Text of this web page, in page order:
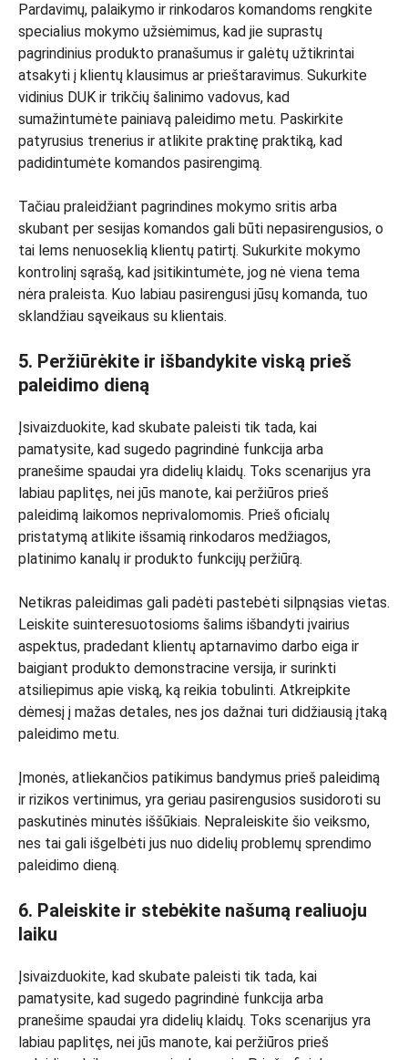
Pardavimų, palaikymo ir rinkodaros komandoms rengkite
specialius mokymo užsiėmimus, kad jie suprastų
pagrindinius produkto pranašumus ir galėtų užtikrintai
atsakyti į klientų klausimus ar prieštaravimus. Sukurkite
vidinius DUK ir trikčių šalinimo vadovus, kad
sumažintumėte painiavą paleidimo metu. Paskirkite
patyrusius trenerius ir atlikite praktinę praktiką, kad
padidintumėte komandos pasirengimą.
Tačiau praleidžiant pagrindines mokymo sritis arba
skubant per sesijas komandos gali būti nepasirengusios, o
tai lems nenuoseklią klientų patirtį. Sukurkite mokymo
kontrolinį sąrašą, kad įsitikintumėte, jog nė viena tema
nėra praleista. Kuo labiau pasirengusi jūsų komanda, tuo
sklandžiau sąveikaus su klientais.
5. Peržiūrėkite ir išbandykite viską prieš
paleidimo dieną
Įsivaizduokite, kad skubate paleisti tik tada, kai
pamatysite, kad sugedo pagrindinė funkcija arba
pranešime spaudai yra didelių klaidų. Toks scenarijus yra
labiau paplitęs, nei jūs manote, kai peržiūros prieš
paleidimą laikomos neprivalomomis. Prieš oficialų
pristatymą atlikite išsamią rinkodaros medžiagos,
platinimo kanalų ir produkto funkcijų peržiūrą.
Netikras paleidimas gali padėti pastebėti silpnąsias vietas.
Leiskite suinteresuotosioms šalims išbandyti įvairius
aspektus, pradedant klientų aptarnavimo darbo eiga ir
baigiant produkto demonstracine versija, ir surinkti
atsiliepimus apie viską, ką reikia tobulinti. Atkreipkite
dėmesį į mažas detales, nes jos dažnai turi didžiausią įtaką
paleidimo metu.
Įmonės, atliekančios patikimus bandymus prieš paleidimą
ir rizikos vertinimus, yra geriau pasirengusios susidoroti su
paskutinės minutės iššūkiais. Nepraleiskite šio veiksmo,
nes tai gali išgelbėti jus nuo didelių problemų sprendimo
paleidimo dieną.
6. Paleiskite ir stebėkite našumą realiuoju
laiku
Įsivaizduokite, kad skubate paleisti tik tada, kai
pamatysite, kad sugedo pagrindinė funkcija arba
pranešime spaudai yra didelių klaidų. Toks scenarijus yra
labiau paplitęs, nei jūs manote, kai peržiūros prieš